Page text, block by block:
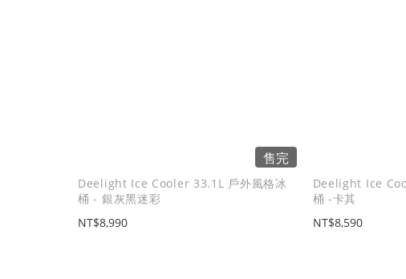
售完
Deelight Ice Cooler 33.1L 戶外風格冰
桶 - 銀灰黑迷彩
NT$8,990
Deelight Ice
桶 -卡其
NT$8,590